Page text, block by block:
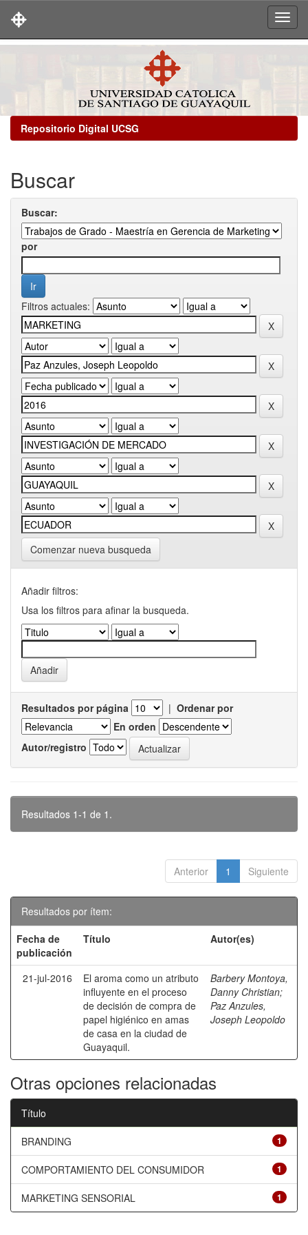
Repositorio Digital UCSG
Buscar
Buscar:
por
Filtros actuales:
Comenzar nueva busqueda
Añadir filtros:
Usa los filtros para afinar la busqueda.
Resultados por página | Ordenar por
En orden
Autor/registro
Resultados 1-1 de 1.
Anterior 1 Siguiente
Resultados por ítem:
Fecha de
publicación
Título Autor(es)
21-jul-2016
El aroma como un atributo
influyente en el proceso
de decisión de compra de
papel higiénico en amas
de casa en la ciudad de
Guayaquil.
Barbery Montoya,
Danny Christian;
Paz Anzules,
Joseph Leopoldo
Otras opciones relacionadas
Título
1
BRANDING
1
COMPORTAMIENTO DEL CONSUMIDOR
1
MARKETING SENSORIAL